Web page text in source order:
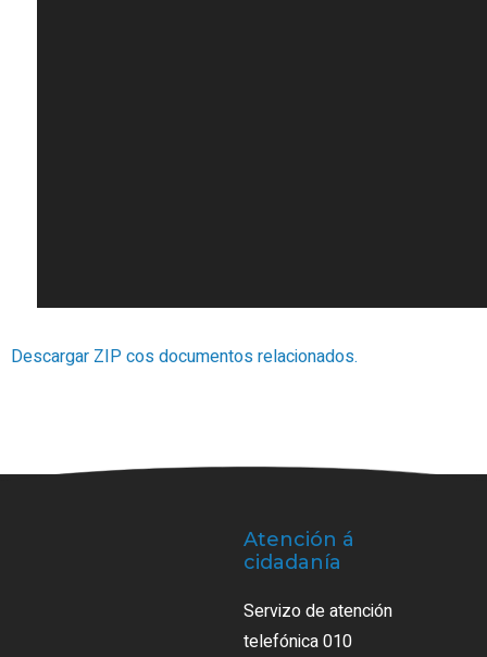
Descargar ZIP cos documentos relacionados.
Atención á
cidadanía
Servizo de atención
telefónica 010